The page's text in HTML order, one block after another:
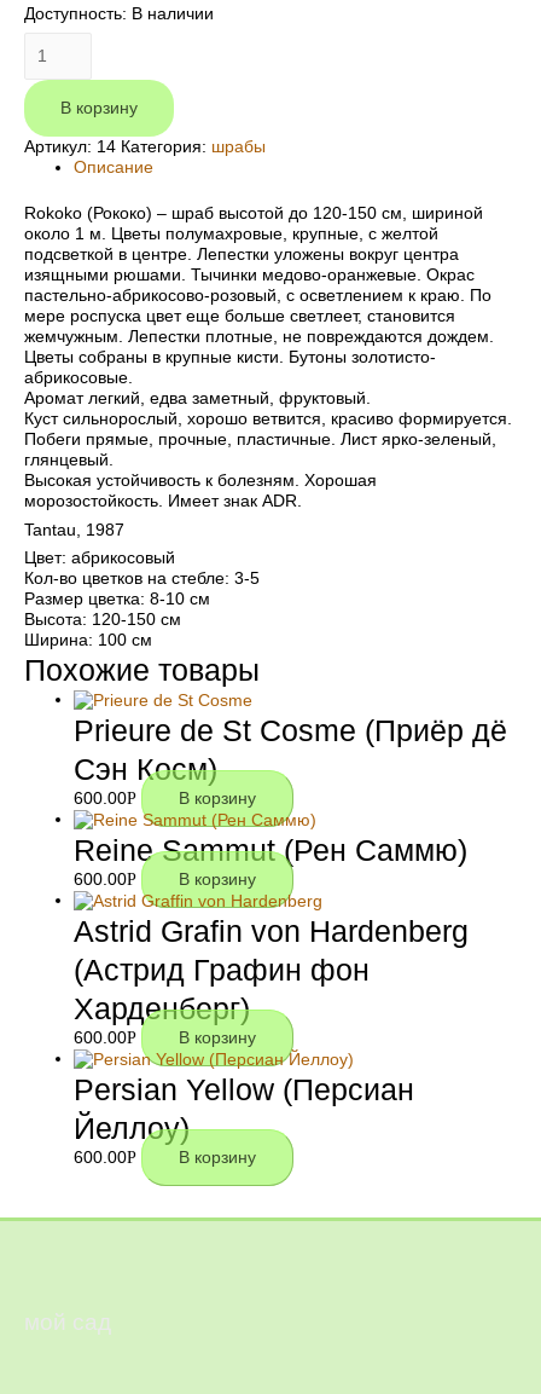
Доступность: В наличии
Rokoko
(Рококо)
В корзину
Артикул: 14 Категория: шрабы
Описание
Rokoko (Рококо) – шраб высотой до 120-150 см, шириной
около 1 м. Цветы полумахровые, крупные, с желтой
подсветкой в центре. Лепестки уложены вокруг центра
изящными рюшами. Тычинки медово-оранжевые. Окрас
пастельно-абрикосово-розовый, с осветлением к краю. По
мере роспуска цвет еще больше светлеет, становится
жемчужным. Лепестки плотные, не повреждаются дождем.
Цветы собраны в крупные кисти. Бутоны золотисто-
абрикосовые.
Аромат легкий, едва заметный, фруктовый.
Куст сильнорослый, хорошо ветвится, красиво формируется.
Побеги прямые, прочные, пластичные. Лист ярко-зеленый,
глянцевый.
Высокая устойчивость к болезням. Хорошая
морозостойкость. Имеет знак ADR.
Tantau, 1987
Цвет: абрикосовый
Кол-во цветков на стебле: 3-5
Размер цветка: 8-10 см
Высота: 120-150 см
Ширина: 100 см
Похожие товары
Prieure de St Cosme (Приёр дё
Сэн Косм)
600.00Р В корзину
Reine Sammut (Рен Саммю)
600.00Р В корзину
Astrid Grafin von Hardenberg
(Астрид Графин фон
Харденберг)
600.00Р В корзину
Persian Yellow (Персиан
Йеллоу)
600.00Р В корзину
мой сад